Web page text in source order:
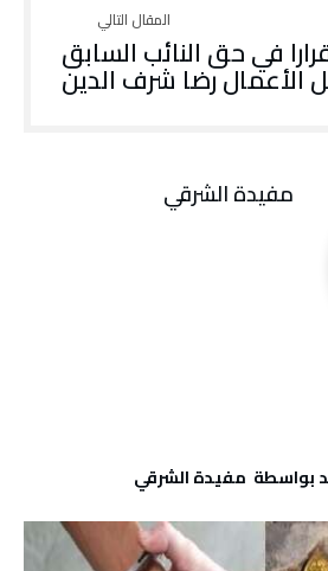
في حق النائب السابق
الأعمال رضا شرف الدين
مفيدة الشرقي
بواسطة‬ ‬ مفيدة الشرقي